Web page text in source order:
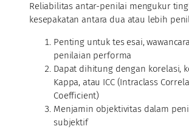
Reliabilitas antar-penilai mengukur
kesepakatan antara dua atau lebih
Penting untuk tes esai,
penilaian performa
Dapat dihitung dengan korelasi,
Kappa, atau ICC (Intraclass
Coefficient)
Menjamin objektivitas dalam
subjektif